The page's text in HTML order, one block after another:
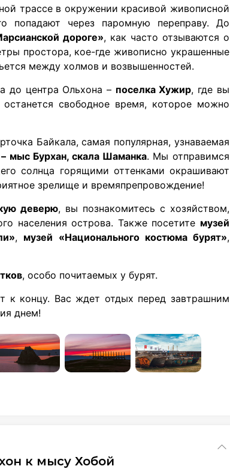
трассе в окружении красивой живописной
через паромную переправу. До
дороге», как часто отзываются о
простора, кое-где живописно украшенные
между холмов и возвышенностей.
до центра Ольхона – поселка Хужир, где вы
свободное время, которое можно
Байкала, самая популярная, узнаваемая
мыс Бурхан, скала Шаманка. Мы отправимся
солнца горящими оттенками окрашивают
зрелище и времяпрепровождение!
деверю, вы познакомитесь с хозяйством,
населения острова. Также посетите музей
, музей «Национального костюма бурят»,
, особо почитаемых у бурят.
к концу. Вас ждет отдых перед завтрашним
днем!
к мысу Хобой